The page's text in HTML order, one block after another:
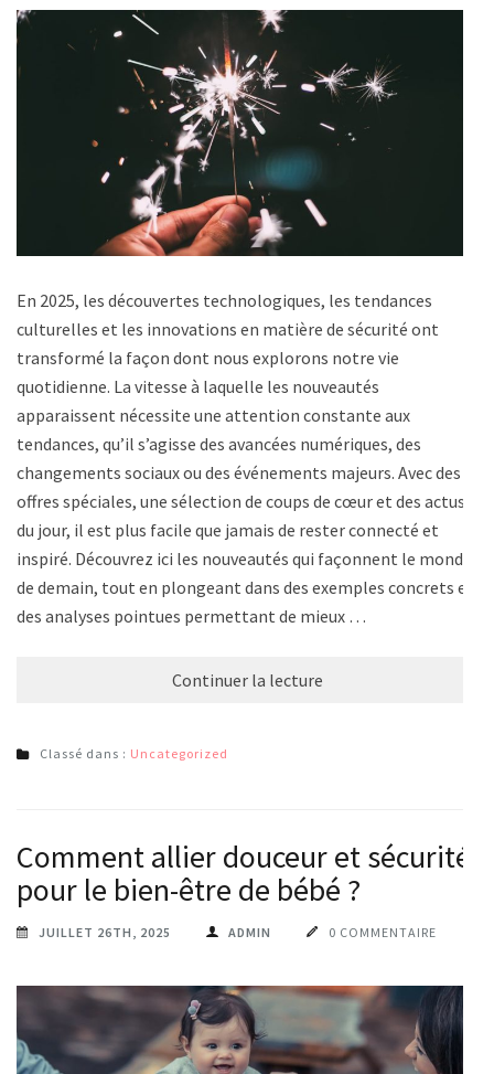
En 2025, les découvertes technologiques, les tendances
culturelles et les innovations en matière de sécurité ont
transformé la façon dont nous explorons notre vie
quotidienne. La vitesse à laquelle les nouveautés
apparaissent nécessite une attention constante aux
tendances, qu’il s’agisse des avancées numériques, des
changements sociaux ou des événements majeurs. Avec des
offres spéciales, une sélection de coups de cœur et des actus
du jour, il est plus facile que jamais de rester connecté et
inspiré. Découvrez ici les nouveautés qui façonnent le monde
de demain, tout en plongeant dans des exemples concrets et
des analyses pointues permettant de mieux …
Continuer la lecture
Classé dans : Uncategorized
Comment allier douceur et sécurité
pour le bien-être de bébé ?
JUILLET 26TH, 2025 ADMIN 0 COMMENTAIRE